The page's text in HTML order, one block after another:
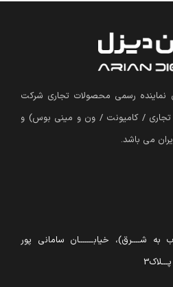
نماینده رسمی محصولات تجاری شرکت
/ کامیونت / ون و مینی بوس) و
می باشد.
به شــــرق)، خیابـــــــان سامانی پور